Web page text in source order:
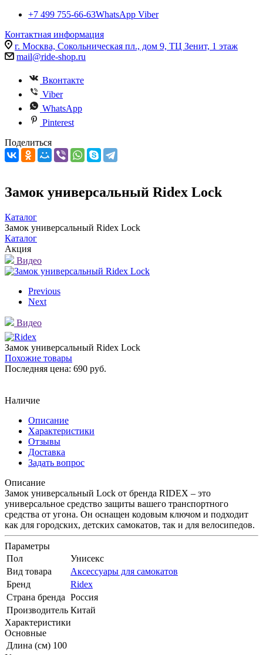
+7 499 755-66-63WhatsApp Viber
Контактная информация
г. Москва, Сокольническая пл., дом 9, ТЦ Зенит, 1 этаж
mail@ride-shop.ru
Вконтакте
Viber
WhatsApp
Pinterest
Поделиться
Замок универсальный Ridex Lock
Каталог
Замок универсальный Ridex Lock
Каталог
Акция
Видео
Previous
Next
Видео
Замок универсальный Ridex Lock
Похожие товары
Последняя цена: 690 руб.
Наличие
Описание
Характеристики
Отзывы
Доставка
Задать вопрос
Описание
Замок универсальный Lock от бренда RIDEX – это
универсальное средство защиты вашего транспортного
средства от угона. Он оснащен кодовым ключом и подходит
как для городских, детских самокатов, так и для велосипедов.
Параметры
Пол
Унисекс
Вид товара
Аксессуары для самокатов
Бренд
Ridex
Страна бренда Россия
Производитель Китай
Характеристики
Основные
Длина (см) 100